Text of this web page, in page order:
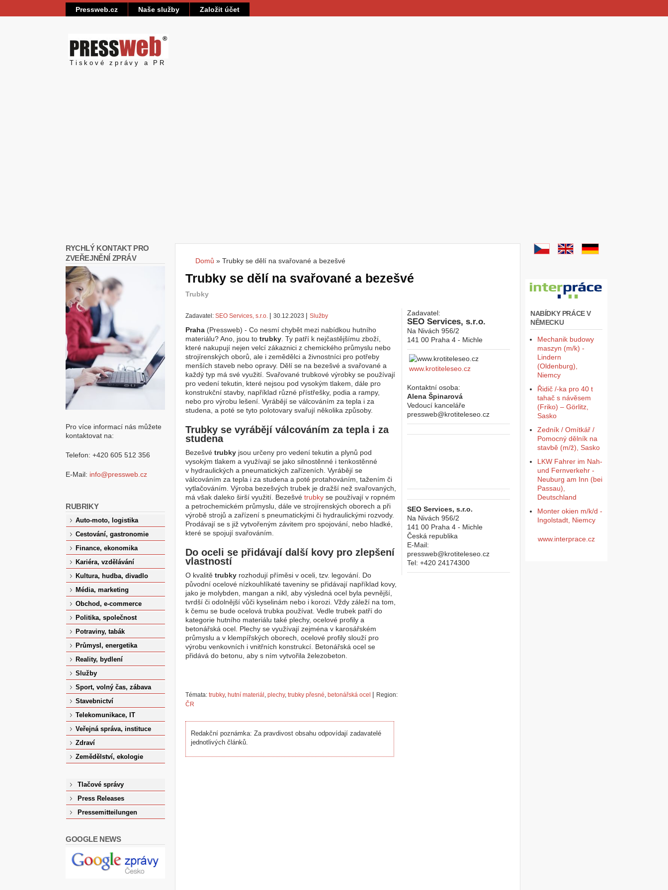
Pressweb.cz Naše služby Založit účet
Pressweb
Tiskové zprávy a PR
Jste zde
Domů » Trubky se dělí na svařované a bezešvé
Trubky se dělí na svařované a bezešvé
Trubky
Zadavatel: SEO Services, s.r.o. | 30.12.2023 | Služby
Praha (Pressweb) - Co nesmí chybět mezi nabídkou hutního
materiálu? Ano, jsou to trubky . Ty patří k nejčastějšímu zboží,
které nakupují nejen velcí zákaznici z chemického průmyslu nebo
strojírenských oborů, ale i zemědělci a živnostníci pro potřeby
menších staveb nebo opravy. Dělí se na bezešvé a svařované a
každý typ má své využití. Svařované trubkové výrobky se používají
pro vedení tekutin, které nejsou pod vysokým tlakem, dále pro
konstrukční stavby, například různé přístřešky, podia a rampy,
nebo pro výrobu lešení. Vyrábějí se válcováním za tepla i za
studena, a poté se tyto polotovary svařují několika způsoby.
Trubky se vyrábějí válcováním za tepla i za
studena
Bezešvé trubky jsou určeny pro vedení tekutin a plynů pod
vysokým tlakem a využívají se jako silnostěnné i tenkostěnné
v hydraulických a pneumatických zařízeních. Vyrábějí se
válcováním za tepla i za studena a poté protahováním, tažením či
vytlačováním. Výroba bezešvých trubek je dražší než svařovaných,
má však daleko širší využití. Bezešvé trubky se používají v ropném
a petrochemickém průmyslu, dále ve strojírenských oborech a při
výrobě strojů a zařízení s pneumatickými či hydraulickými rozvody.
Prodávají se s již vytvořeným závitem pro spojování, nebo hladké,
které se spojují svařováním.
Do oceli se přidávají další kovy pro zlepšení
vlastností
O kvalitě trubky rozhodují příměsi v oceli, tzv. legování. Do
původní ocelové nízkouhlíkaté taveniny se přidávají například kovy,
jako je molybden, mangan a nikl, aby výsledná ocel byla pevnější,
tvrdší či odolnější vůči kyselinám nebo i korozi. Vždy záleží na tom,
k čemu se bude ocelová trubka používat. Vedle trubek patří do
kategorie hutního materiálu také plechy, ocelové profily a
betonářská ocel. Plechy se využívají zejména v karosářském
průmyslu a v klempířských oborech, ocelové profily slouží pro
výrobu venkovních i vnitřních konstrukcí. Betonářská ocel se
přidává do betonu, aby s ním vytvořila železobeton.
Témata: trubky, hutní materiál , plechy, trubky přesné, betonářská ocel | Region:
ČR
Redakční poznámka: Za pravdivost obsahu odpovídají zadavatelé
jednotlivých článků.
Zadavatel:
SEO Services, s.r.o.
Na Nivách 956/2
141 00 Praha 4 - Michle
www.krotiteleseo.cz
Kontaktní osoba:
Alena Špinarová
Vedoucí kanceláře
pressweb@krotiteleseo.cz
SEO Services, s.r.o.
Na Nivách 956/2
141 00 Praha 4 - Michle
Česká republika
E-Mail:
pressweb@krotiteleseo.cz
Tel:+420 24174300
RYCHLÝ KONTAKT PRO
ZVEŘEJNĚNÍ ZPRÁV
Pro více informací nás můžete
kontaktovat na:
Telefon: +420 605 512 356
E-Mail: info@pressweb.cz
RUBRIKY
Auto-moto, logistika
Cestování, gastronomie
Finance, ekonomika
Kariéra, vzdělávání
Kultura, hudba, divadlo
Média, marketing
Obchod, e-commerce
Politika, společnost
Potraviny, tabák
Průmysl, energetika
Reality, bydlení
Služby
Sport, volný čas, zábava
Stavebnictví
Telekomunikace, IT
Veřejná správa, instituce
Zdraví
Zemědělství, ekologie
Tlačové správy
Press Releases
Pressemitteilungen
GOOGLE NEWS
NABÍDKY PRÁCE V
NĚMECKU
Mechanik budowy
maszyn (m/k) -
Lindern
(Oldenburg),
Niemcy
Řidič /-ka pro 40 t
tahač s návěsem
(Friko) – Görlitz,
Sasko
Zedník / Omítkář /
Pomocný dělník na
stavbě (m/ž), Sasko
LKW Fahrer im Nah-
und Fernverkehr -
Neuburg am Inn (bei
Passau),
Deutschland
Monter okien m/k/d -
Ingolstadt, Niemcy
www.interprace.cz